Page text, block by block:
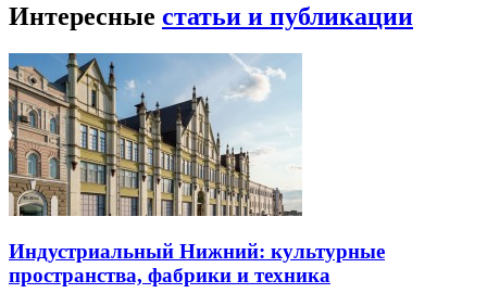
Интересные статьи и публикации
Индустриальный Нижний: культурные
пространства, фабрики и техника